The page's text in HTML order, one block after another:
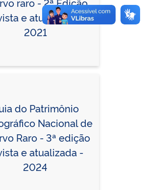
e atualizada -
2021
do Patrimônio
Nacional de
Raro - 3ª edição
e atualizada -
2024